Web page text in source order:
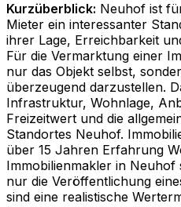
Kurzüberblick: Neuhof ist
Mieter ein interessanter
ihrer Lage, Erreichbarkeit
Für die Vermarktung einer
nur das Objekt selbst,
überzeugend darzustellen.
Infrastruktur, Wohnlage,
Freizeitwert und die
Standortes Neuhof.
über 15 Jahren Erfahrung
Immobilienmakler in
nur die Veröffentlichung
sind eine realistische